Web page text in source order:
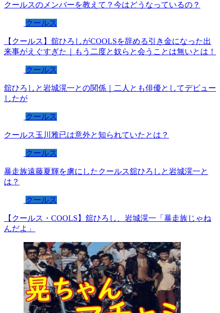
クールスのメンバーを教えて？今はどうなっているの？
クールス
【クールス】舘ひろしがCOOLSを辞める引き金になった出
来事がえぐすぎた｜もう二度と奴らと会うことは無いとは！
クールス
舘ひろしと岩城滉一との関係｜二人とも俳優としてデビュー
したが
クールス
クールス玉川雅已は意外と知られていたとは？
クールス
暴走族遠藤夏輝を虜にしたクールス舘ひろしと岩城滉一と
は？
クールス
【クールス・COOLS】舘ひろし、岩城滉一「暴走族じゃね
んだよ」